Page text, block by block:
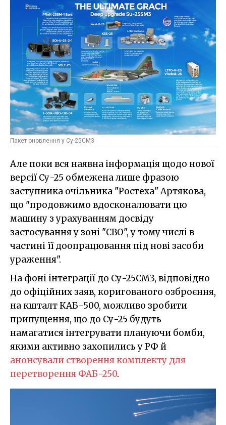
Пакет оновлення у Су-25СМ3
Але поки вся наявна інформація щодо нової
версії Су-25 обмежена лише фразою
заступника очільника "Ростеха" Артякова,
що "продовжимо вдосконалювати цю
машину з урахуванням досвіду
застосування у зоні "СВО", у тому числі в
частині її доопрацювання під нові засоби
ураження".
На фоні інтеграції до Су-25СМ3, відповідно
до офіційних заяв, коригованого озброєння,
на кшталт КАБ-500, можливо зробити
припущення, що до Су-25 будуть
намагатися інтегрувати плануючи бомби,
якими активно захопились у РФ й
анонсували створення комплекту для
перетворення ФАБ-250.